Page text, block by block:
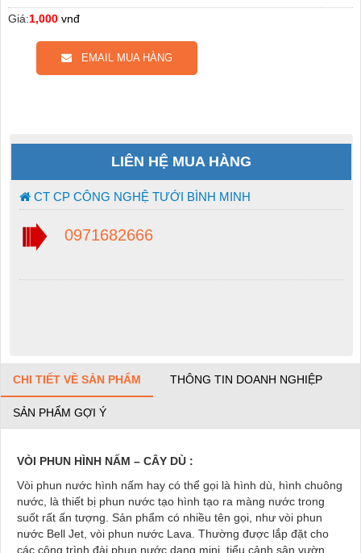
Giá:1,000 vnđ
EMAIL MUA HÀNG
LIÊN HỆ MUA HÀNG
CT CP CÔNG NGHỆ TƯỚI BÌNH MINH
0971682666
CHI TIẾT VỀ SẢN PHẨM THÔNG TIN DOANH NGHIỆP
SẢN PHẨM GỢI Ý
VÒI PHUN HÌNH NẤM – CÂY DÙ :
Vòi phun nước hình nấm hay có thể gọi là hình dù, hình chuông
nước, là thiết bị phun nước tạo hình tạo ra màng nước trong
suốt rất ấn tượng. Sản phẩm có nhiều tên gọi, như vòi phun
nước Bell Jet, vòi phun nước Lava. Thường được lắp đặt cho
các công trình đài phun nước dạng mini, tiểu cảnh sân vườn,